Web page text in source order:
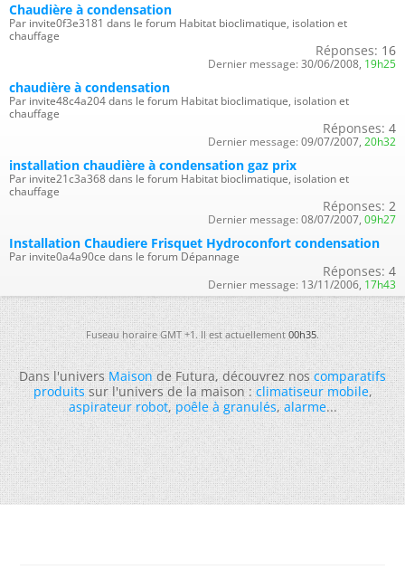
Chaudière à condensation
Par invite0f3e3181 dans le forum Habitat bioclimatique, isolation et
chauffage
Réponses: 16
Dernier message: 30/06/2008, 19h25
chaudière à condensation
Par invite48c4a204 dans le forum Habitat bioclimatique, isolation et
chauffage
Réponses: 4
Dernier message: 09/07/2007, 20h32
installation chaudière à condensation gaz prix
Par invite21c3a368 dans le forum Habitat bioclimatique, isolation et
chauffage
Réponses: 2
Dernier message: 08/07/2007, 09h27
Installation Chaudiere Frisquet Hydroconfort condensation
Par invite0a4a90ce dans le forum Dépannage
Réponses: 4
Dernier message: 13/11/2006, 17h43
Fuseau horaire GMT +1. Il est actuellement00h35.
Dans l'universMaisonde Futura, découvrez noscomparatifs
produitssur l'univers de la maison :climatiseur mobile,
aspirateur robot,poêle à granulés,alarme...